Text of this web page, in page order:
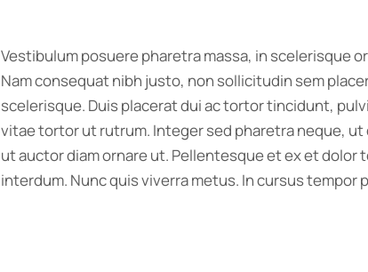
Vestibulum posuere pharetra massa, in scelerisque
Nam consequat nibh justo, non sollicitudin sem
scelerisque. Duis placerat dui ac tortor tincidunt,
vitae tortor ut rutrum. Integer sed pharetra neque,
ut auctor diam ornare ut. Pellentesque et ex et
interdum. Nunc quis viverra metus. In cursus tempor